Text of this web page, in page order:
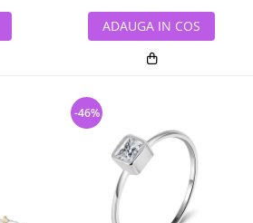
ADAUGA IN COS
-46%